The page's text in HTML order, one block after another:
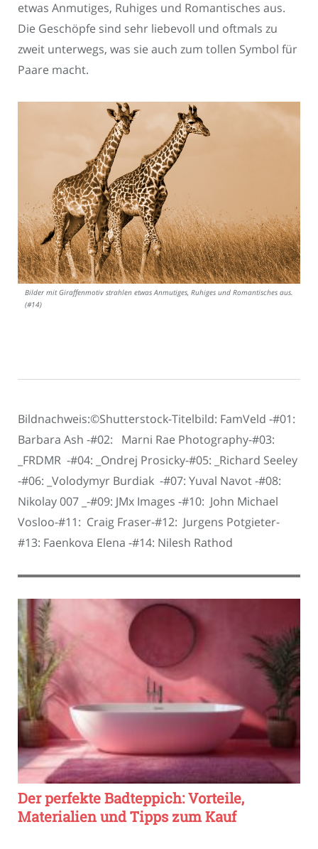
etwas Anmutiges, Ruhiges und Romantisches aus.
Die Geschöpfe sind sehr liebevoll und oftmals zu
zweit unterwegs, was sie auch zum tollen Symbol für
Paare macht.
Bilder mit Giraffenmotiv strahlen etwas Anmutiges, Ruhiges und Romantisches aus.
(#14)
Bildnachweis:©Shutterstock-Titelbild: FamVeld -#01:
Barbara Ash -#02: Marni Rae Photography-#03:
_FRDMR -#04: _Ondrej Prosicky-#05: _Richard Seeley
-#06: _Volodymyr Burdiak -#07: Yuval Navot -#08:
Nikolay 007 _-#09: JMx Images -#10: John Michael
Vosloo-#11: Craig Fraser-#12: Jurgens Potgieter-
#13: Faenkova Elena -#14: Nilesh Rathod
Der perfekte Badteppich: Vorteile,
Materialien und Tipps zum Kauf